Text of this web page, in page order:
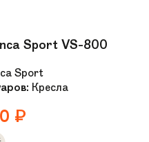
Sport VS-800
Sport
Кресла
₽